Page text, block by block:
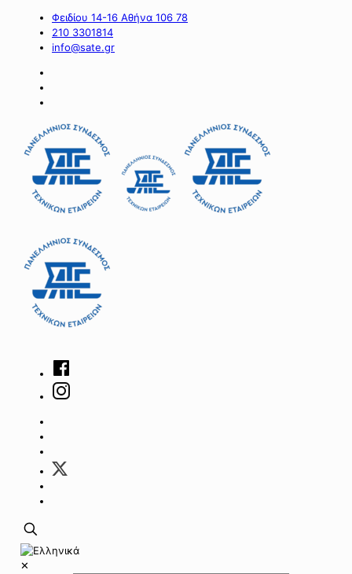
Φειδίου 14-16 Αθήνα 106 78
210 3301814
info@sate.gr
✕